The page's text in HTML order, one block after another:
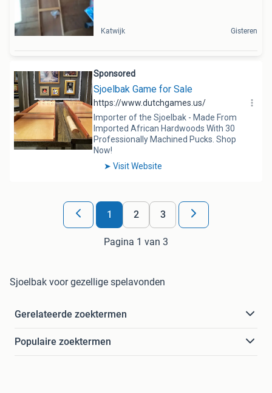
Katwijk Gisteren
1 2 3
Pagina 1 van 3
Sjoelbak voor gezellige spelavonden
Gerelateerde zoektermen
Populaire zoektermen